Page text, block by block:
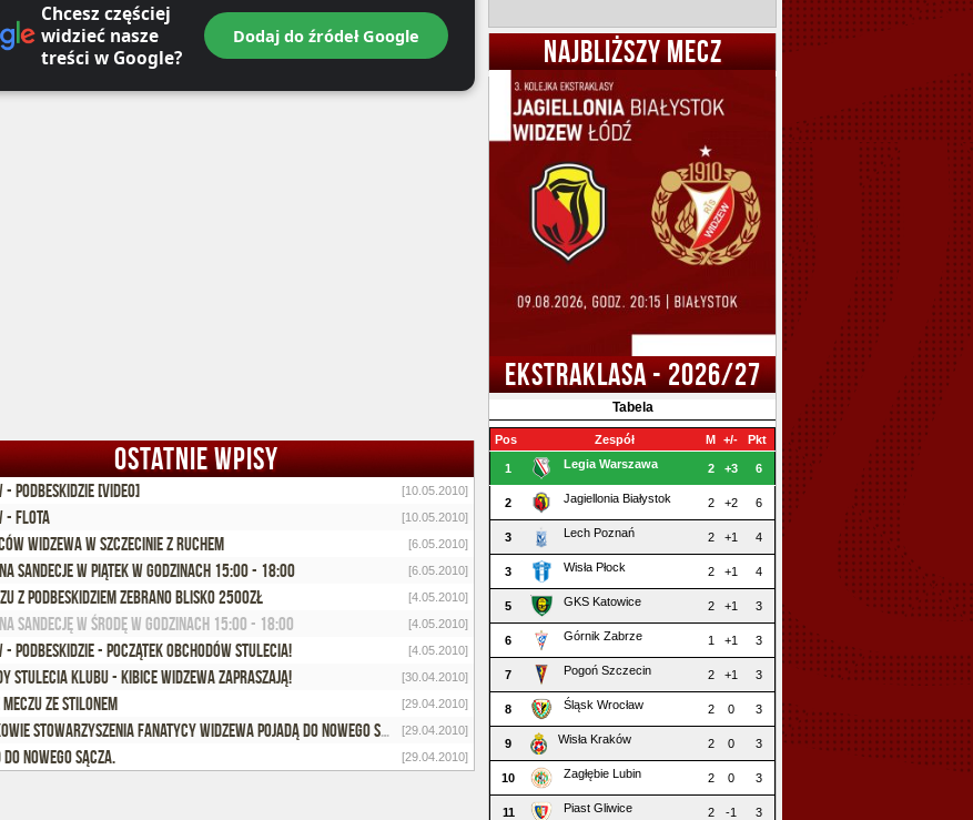
Chcesz częściej
widzieć nasze
treści w Google?
Dodaj do źródeł Google
OSTATNIE WPISY
- Podbeskidzie [video] [10.05.2010]
- Flota [10.05.2010]
Widzewa w Szczecinie z Ruchem [6.05.2010]
Sandecje w piątek w godzinach 15:00 - 18:00 [6.05.2010]
z Podbeskidziem zebrano blisko 2500zł [4.05.2010]
Sandecję w środę w godzinach 15:00 - 18:00 [4.05.2010]
- Podbeskidzie - początek obchodów stulecia! [4.05.2010]
STULECIA KLUBU - KIBICE WIDZEWA ZAPRASZAJĄ! [30.04.2010]
meczu ze Stilonem [29.04.2010]
Członkowie Stowarzyszenia Fanatycy Widzewa pojadą do Nowego Sącza taniej! [29.04.2010]
Nowego Sącza. [29.04.2010]
NAJBLIŻSZY MECZ
EKSTRAKLASA - 2026/27
Tabela
Pos Zespół M +/- Pkt
1 Legia Warszawa 2 +3 6
2 Jagiellonia Białystok 2 +2 6
3 Lech Poznań 2 +1 4
3 Wisła Płock 2 +1 4
5 GKS Katowice 2 +1 3
6 Górnik Zabrze 1 +1 3
7 Pogoń Szczecin 2 +1 3
8 Śląsk Wrocław 2 0 3
9 Wisła Kraków 2 0 3
10 Zagłębie Lubin 2 0 3
11 Piast Gliwice 2 -1 3